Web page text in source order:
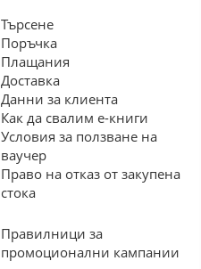
Търсене
Поръчка
Плащания
Доставка
Данни за клиента
Как да свалим е-книги
Условия за ползване на
ваучер
Право на отказ от закупена
стока
Правилници за
промоционални кампании